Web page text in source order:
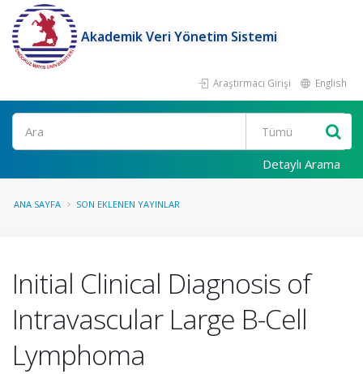
Akademik Veri Yönetim Sistemi
Araştırmacı Girişi English
Ara
Detaylı Arama
ANA SAYFA SON EKLENEN YAYINLAR
Initial Clinical Diagnosis of
Intravascular Large B-Cell
Lymphoma